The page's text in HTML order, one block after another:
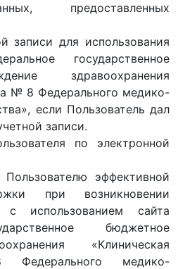
предоставленных
записи для использования
государственное
здравоохранения
№ 8 Федерального медико-
если Пользователь дал
записи.
по электронной
Пользователю эффективной
при возникновении
с использованием сайта
бюджетное
«Клиническая
медико-